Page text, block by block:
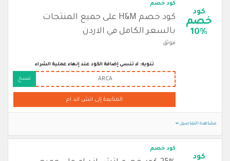
كود
خصم
10%
كود خصم
كود خصم H&M على جميع المنتجات
بالسعر الكامل في الاردن
موثق
تنويه: لا تنسى إضافة الكود عند إنهاء عملية الشراء
ARCA نسخ
المتابعة إلى اتش اند ام
مشاهدة التفاصيل
كود
كود خصم